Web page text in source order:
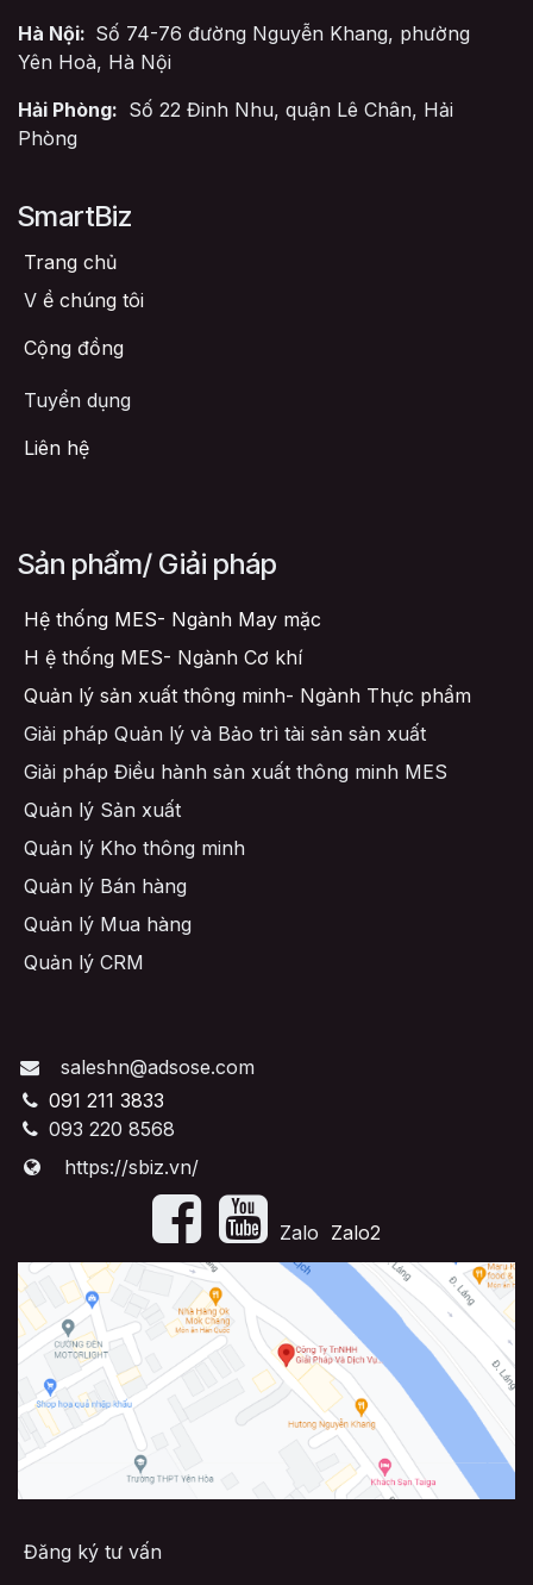
Hà Nội: Số 74-76 đường Nguyễn Khang, phường
Yên Hoà, Hà Nội
Hải Phòng: Số 22 Đinh Nhu, quận Lê Chân, Hải
Phòng
SmartBiz
Trang chủ
V ề chúng tôi
Cộng đồng
Tuyển dụng
Liên hệ
Sản phẩm/ Giải pháp
Hệ thống MES- Ngành May mặc
H ệ thống MES- Ngành Cơ khí
Quản lý sản xuất thông minh- Ngành Thực phẩm
Giải pháp Quản lý và Bảo trì tài sản sản xuất
Giải pháp Điều hành sản xuất thông minh MES
Quản lý Sản xuất
Quản lý Kho thông minh
Quản lý Bán hàng
Quản lý Mua hàng
Quản lý CRM
saleshn@adsose.com
091 211 3833
093 220 8568
https://sbiz.vn/
​Zalo Zalo2
Đăng ký tư vấn